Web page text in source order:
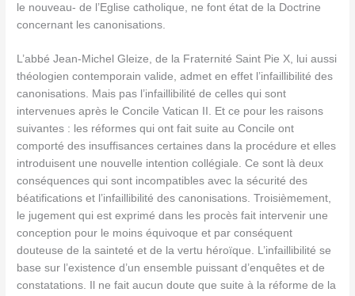
le nouveau- de l’Eglise catholique, ne font état de la Doctrine
concernant les canonisations.
L’abbé Jean-Michel Gleize, de la Fraternité Saint Pie X, lui aussi
théologien contemporain valide, admet en effet l’infaillibilité des
canonisations. Mais pas l’infaillibilité de celles qui sont
intervenues après le Concile Vatican II. Et ce pour les raisons
suivantes : les réformes qui ont fait suite au Concile ont
comporté des insuffisances certaines dans la procédure et elles
introduisent une nouvelle intention collégiale. Ce sont là deux
conséquences qui sont incompatibles avec la sécurité des
béatifications et l’infaillibilité des canonisations. Troisièmement,
le jugement qui est exprimé dans les procès fait intervenir une
conception pour le moins équivoque et par conséquent
douteuse de la sainteté et de la vertu héroïque. L’infaillibilité se
base sur l’existence d’un ensemble puissant d’enquêtes et de
constatations. Il ne fait aucun doute que suite à la réforme de la